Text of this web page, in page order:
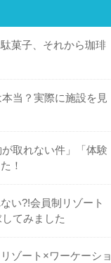
菓子、それから珈琲
当？実際に施設を見
取れない件」「体験
！
い?!会員制リゾート
てみました
ゾート×ワーケーショ